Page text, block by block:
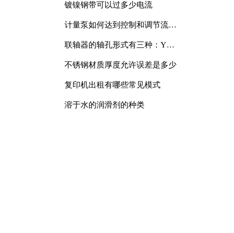
镀镍钢带可以过多少电流
计量泵如何达到控制和调节流量
联轴器的轴孔形式有三种：Y
不锈钢材质厚度允许误差是多少
复印机出租有哪些常见模式
溶于水的润滑剂的种类